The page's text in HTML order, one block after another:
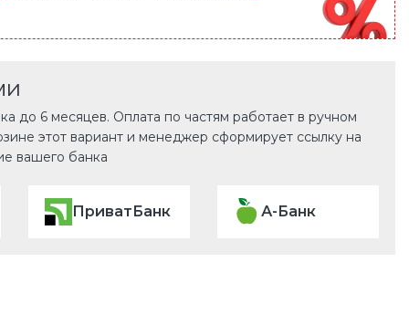
до 6 месяцев. Оплата по частям работает в ручном
этот вариант и менеджер сформирует ссылку на
вашего банка
ПриватБанк А-Банк